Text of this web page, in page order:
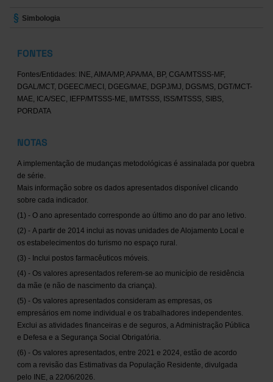
Simbologia
FONTES
Fontes/Entidades: INE, AIMA/MP, APA/MA, BP, CGA/MTSSS-MF,
DGAL/MCT, DGEEC/MECI, DGEG/MAE, DGPJ/MJ, DGS/MS, DGT/MCT-
MAE, ICA/SEC, IEFP/MTSSS-ME, II/MTSSS, ISS/MTSSS, SIBS,
PORDATA
NOTAS
A implementação de mudanças metodológicas é assinalada por quebra
de série.
Mais informação sobre os dados apresentados disponível clicando
sobre cada indicador.
(1) - O ano apresentado corresponde ao último ano do par ano letivo.
(2) - A partir de 2014 inclui as novas unidades de Alojamento Local e
os estabelecimentos do turismo no espaço rural.
(3) - Inclui postos farmacêuticos móveis.
(4) - Os valores apresentados referem-se ao município de residência
da mãe (e não de nascimento da criança).
(5) - Os valores apresentados consideram as empresas, os
empresários em nome individual e os trabalhadores independentes.
Exclui as atividades financeiras e de seguros, a Administração Pública
e Defesa e a Segurança Social Obrigatória.
(6) - Os valores apresentados, entre 2021 e 2024, estão de acordo
com a revisão das Estimativas da População Residente, divulgada
pelo INE, a 22/06/2026.